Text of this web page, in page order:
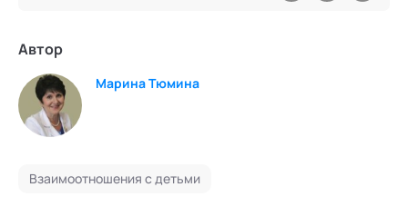
Автор
Марина Тюмина
Взаимоотношения с детьми